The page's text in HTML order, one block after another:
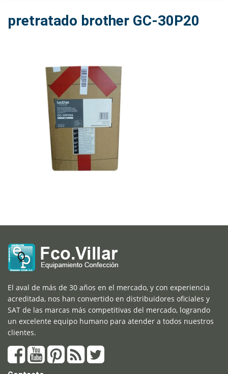
pretratado brother GC-30P20
El aval de más de 30 años en el mercado, y con experiencia
acreditada, nos han convertido en distribuidores oficiales y
SAT de las marcas más competitivas del mercado, logrando
un excelente equipo humano para atender a todos nuestros
clientes.